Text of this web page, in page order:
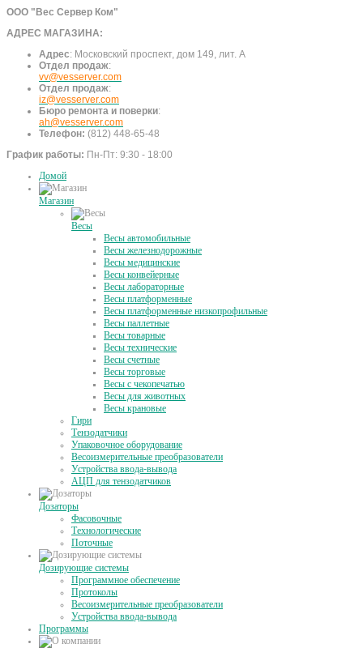
ООО "Вес Сервер Ком"
АДРЕС МАГАЗИНА:
Адрес: Московский проспект, дом 149, лит. А
Отдел продаж:
vv@vesserver.com
Отдел продаж:
iz@vesserver.com
Бюро ремонта и поверки:
ah@vesserver.com
Телефон: (812) 448-65-48
График работы: Пн-Пт: 9:30 - 18:00
Домой
Магазин
Весы
Весы автомобильные
Весы железнодорожные
Весы медицинские
Весы конвейерные
Весы лабораторные
Весы платформенные
Весы платформенные низкопрофильные
Весы паллетные
Весы товарные
Весы технические
Весы счетные
Весы торговые
Весы с чекопечатью
Весы для животных
Весы крановые
Гири
Тензодатчики
Упаковочное оборудование
Весоизмерительные преобразователи
Устройства ввода-вывода
АЦП для тензодатчиков
Дозаторы
Фасовочные
Технологические
Поточные
Дозирующие системы
Программное обеспечение
Протоколы
Весоизмерительные преобразователи
Устройства ввода-вывода
Программы